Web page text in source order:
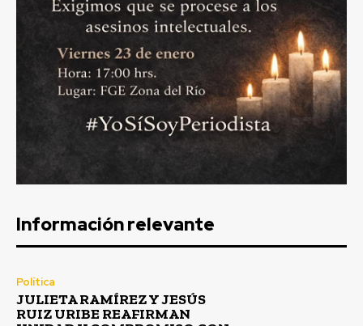
Información relevante
Política
JULIETA RAMÍREZ Y JESÚS
RUIZ URIBE REAFIRMAN